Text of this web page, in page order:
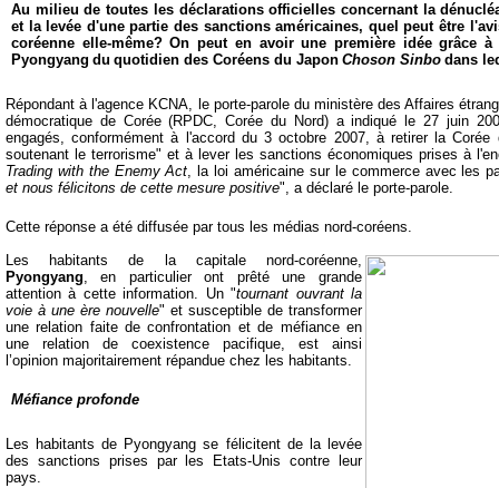
Au milieu de toutes les déclarations officielles concernant la
et la levée d'une partie des sanctions américaines, quel peut être
coréenne elle-même? On peut en avoir une première idée grâce
Pyongyang du quotidien des Coréens du Japon Choson Sinbo dans
Répondant à l'agence KCNA, le porte-parole du ministère des Affaires
démocratique de Corée (RPDC, Corée du Nord) a indiqué le 27 juin
engagés, conformément à l'accord du 3 octobre 2007, à retirer la
soutenant le terrorisme" et à lever les sanctions économiques prises à
Trading with the Enemy Act, la loi américaine sur le commerce avec les
et nous félicitons de cette mesure positive", a déclaré le porte-parole.
Cette réponse a été diffusée par tous les médias nord-coréens.
Les habitants de la capitale nord-coréenne,
Pyongyang, en particulier ont prêté une grande
attention à cette information. Un "tournant ouvrant la
voie à une ère nouvelle" et susceptible de transformer
une relation faite de confrontation et de méfiance en
une relation de coexistence pacifique, est ainsi
l’opinion majoritairement répandue chez les habitants.
Méfiance profonde
Les habitants de Pyongyang se félicitent de la levée
des sanctions prises par les Etats-Unis contre leur
pays.